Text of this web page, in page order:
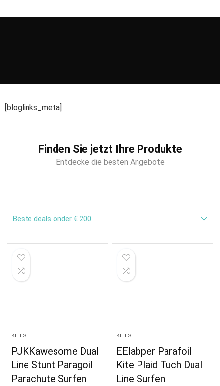
[bloglinks_meta]
Finden Sie jetzt Ihre Produkte
Entdecke die besten Angebote
Beste deals onder € 200
KITES
PJKKawesome Dual
Line Stunt Paragoil
Parachute Surfen
KITES
EElabper Parafoil
Kite Plaid Tuch Dual
Line Surfen